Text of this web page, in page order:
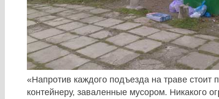
«Напротив каждого подъезда на траве стоит
контейнеру, заваленные мусором. Никакого